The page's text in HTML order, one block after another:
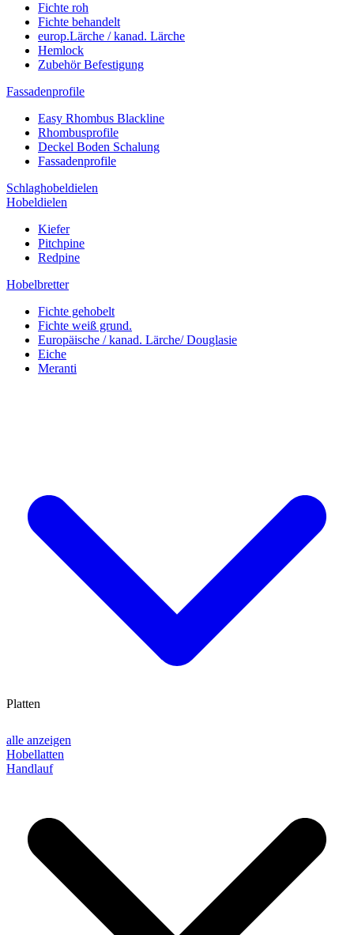
Fichte roh
Fichte behandelt
europ.Lärche / kanad. Lärche
Hemlock
Zubehör Befestigung
Fassadenprofile
Easy Rhombus Blackline
Rhombusprofile
Deckel Boden Schalung
Fassadenprofile
Schlaghobeldielen
Hobeldielen
Kiefer
Pitchpine
Redpine
Hobelbretter
Fichte gehobelt
Fichte weiß grund.
Europäische / kanad. Lärche/ Douglasie
Eiche
Meranti
alle anzeigen
Hobellatten
Handlauf
Platten